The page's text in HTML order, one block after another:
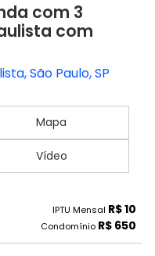
com 3
com
São Paulo, SP
Mapa
Vídeo
IPTU Mensal R$ 10
Condomínio R$ 650